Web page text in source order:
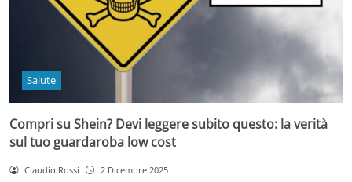
Salute
Compri su Shein? Devi leggere subito questo: la verità
sul tuo guardaroba low cost
Claudio Rossi 2 Dicembre 2025